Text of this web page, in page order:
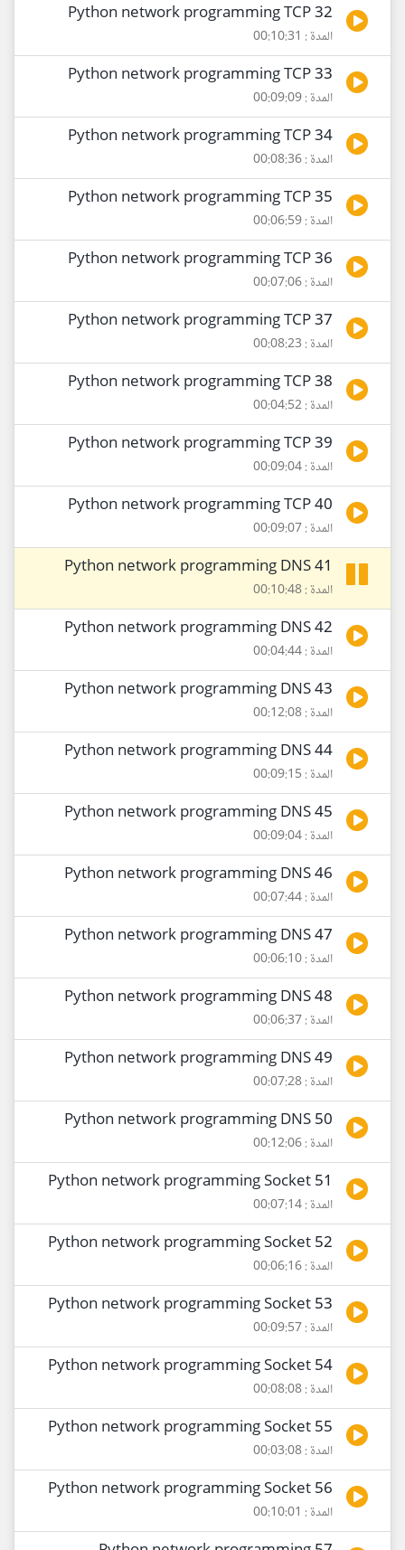
32 Python network programming TCP
المدة : 00:10:31
33 Python network programming TCP
المدة : 00:09:09
34 Python network programming TCP
المدة : 00:08:36
35 Python network programming TCP
المدة : 00:06:59
36 Python network programming TCP
المدة : 00:07:06
37 Python network programming TCP
المدة : 00:08:23
38 Python network programming TCP
المدة : 00:04:52
39 Python network programming TCP
المدة : 00:09:04
40 Python network programming TCP
المدة : 00:09:07
41 Python network programming DNS
المدة : 00:10:48
42 Python network programming DNS
المدة : 00:04:44
43 Python network programming DNS
المدة : 00:12:08
44 Python network programming DNS
المدة : 00:09:15
45 Python network programming DNS
المدة : 00:09:04
46 Python network programming DNS
المدة : 00:07:44
47 Python network programming DNS
المدة : 00:06:10
48 Python network programming DNS
المدة : 00:06:37
49 Python network programming DNS
المدة : 00:07:28
50 Python network programming DNS
المدة : 00:12:06
51 Python network programming Socket
المدة : 00:07:14
52 Python network programming Socket
المدة : 00:06:16
53 Python network programming Socket
المدة : 00:09:57
54 Python network programming Socket
المدة : 00:08:08
55 Python network programming Socket
المدة : 00:03:08
56 Python network programming Socket
المدة : 00:10:01